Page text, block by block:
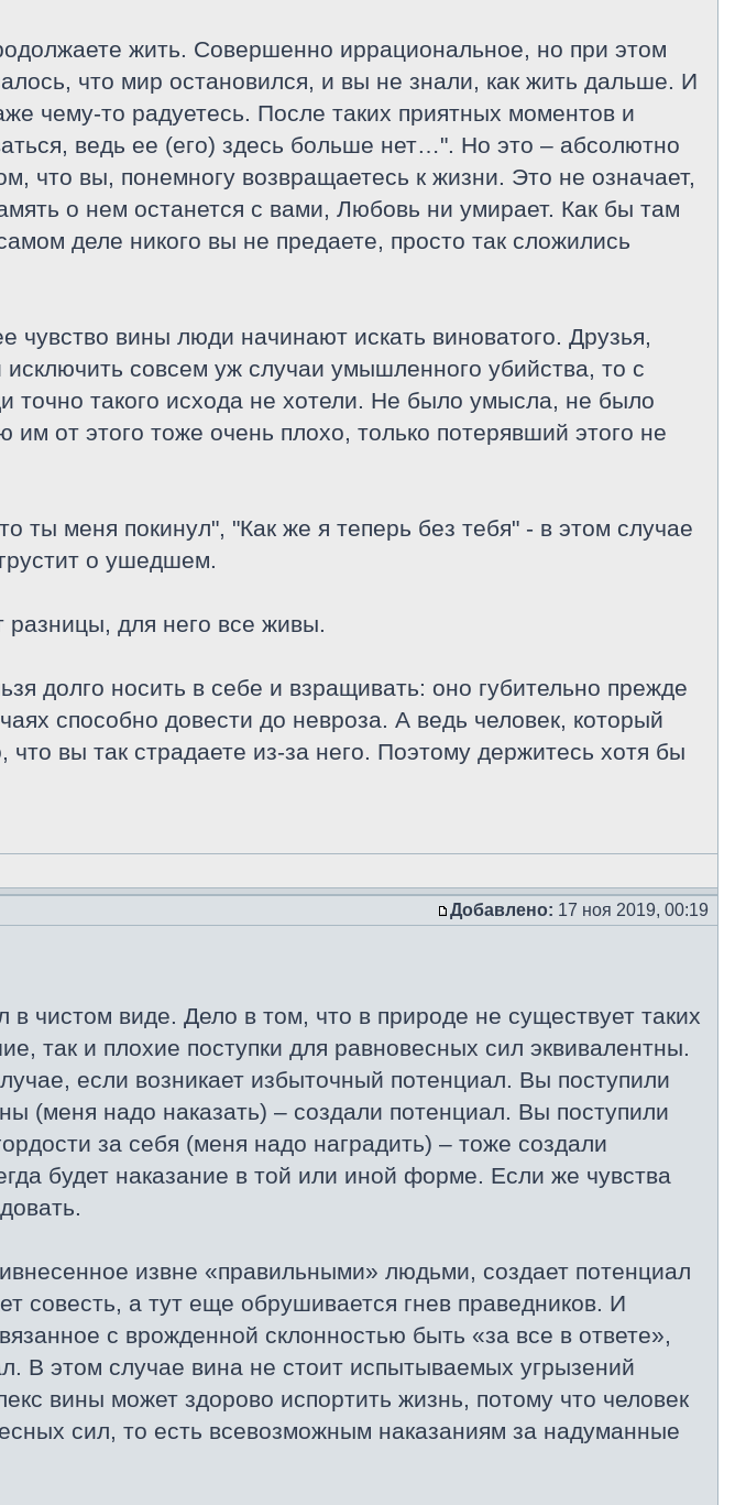
жить. Совершенно иррациональное, но при этом
что мир остановился, и вы не знали, как жить дальше. И
чему-то радуетесь. После таких приятных моментов и
ведь ее (его) здесь больше нет…". Но это – абсолютно
что вы, понемногу возвращаетесь к жизни. Это не означает,
о нем останется с вами, Любовь ни умирает. Как бы там
деле никого вы не предаете, просто так сложились
вины люди начинают искать виноватого. Друзья,
совсем уж случаи умышленного убийства, то с
точно такого исхода не хотели. Не было умысла, не было
от этого тоже очень плохо, только потерявший этого не
ты меня покинул", "Как же я теперь без тебя" - в этом случае
о ушедшем.
разницы, для него все живы.
долго носить в себе и взращивать: оно губительно прежде
способно довести до невроза. А ведь человек, который
вы так страдаете из-за него. Поэтому держитесь хотя бы
Добавлено: 17 ноя 2019, 00:19
чистом виде. Дело в том, что в природе не существует таких
так и плохие поступки для равновесных сил эквивалентны.
если возникает избыточный потенциал. Вы поступили
(меня надо наказать) – создали потенциал. Вы поступили
за себя (меня надо наградить) – тоже создали
будет наказание в той или иной форме. Если же чувства
извне «правильными» людьми, создает потенциал
совесть, а тут еще обрушивается гнев праведников. И
с врожденной склонностью быть «за все в ответе»,
В этом случае вина не стоит испытываемых угрызений
вины может здорово испортить жизнь, потому что человек
сил, то есть всевозможным наказаниям за надуманные